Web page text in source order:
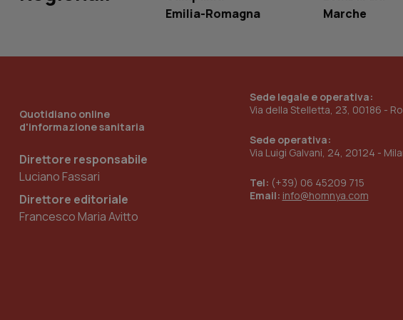
Emilia-Romagna
Marche
Quotidiano online
d'informazione sanitaria
Direttore responsabile
Luciano Fassari
Direttore editoriale
Francesco Maria Avitto
Sede legale e operativa:
Via della Stelletta, 23, 00186 -
Sede operativa:
Via Luigi Galvani, 24, 20124 -
Tel: (+39) 06 45209 715
Email: info@homnya.com
named-enable